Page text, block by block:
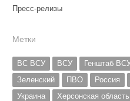
Пресс-релизы
Метки
ВС ВСУ ВСУ Генштаб
Зеленский
ПВО Россия
Украина
Херсонская область